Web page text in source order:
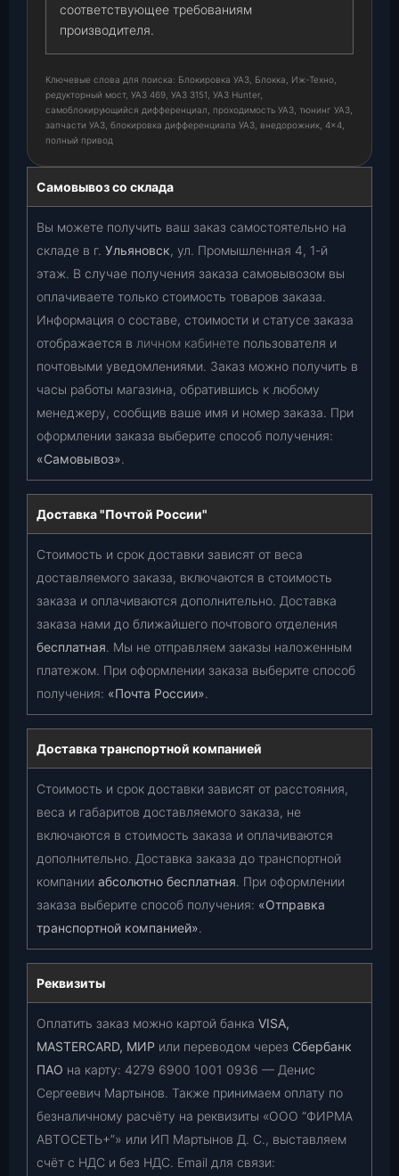
соответствующее требованиям
производителя.
Ключевые слова для поиска: Блокировка УАЗ, Блокка, Иж-Техно,
редукторный мост, УАЗ 469, УАЗ 3151, УАЗ Hunter,
самоблокирующийся дифференциал, проходимость УАЗ, тюнинг УАЗ,
запчасти УАЗ, блокировка дифференциала УАЗ, внедорожник, 4×4,
полный привод
Самовывоз со склада
Вы можете получить ваш заказ самостоятельно на
складе в г. Ульяновск, ул. Промышленная 4, 1-й
этаж. В случае получения заказа самовывозом вы
оплачиваете только стоимость товаров заказа.
Информация о составе, стоимости и статусе заказа
отображается в личном кабинете пользователя и
почтовыми уведомлениями. Заказ можно получить в
часы работы магазина, обратившись к любому
менеджеру, сообщив ваше имя и номер заказа. При
оформлении заказа выберите способ получения:
«Самовывоз».
Доставка "Почтой России"
Стоимость и срок доставки зависят от веса
доставляемого заказа, включаются в стоимость
заказа и оплачиваются дополнительно. Доставка
заказа нами до ближайшего почтового отделения
бесплатная. Мы не отправляем заказы наложенным
платежом. При оформлении заказа выберите способ
получения: «Почта России».
Доставка транспортной компанией
Стоимость и срок доставки зависят от расстояния,
веса и габаритов доставляемого заказа, не
включаются в стоимость заказа и оплачиваются
дополнительно. Доставка заказа до транспортной
компании абсолютно бесплатная. При оформлении
заказа выберите способ получения: «Отправка
транспортной компанией».
Реквизиты
Оплатить заказ можно картой банка VISA,
MASTERCARD, МИР или переводом через Сбербанк
ПАО на карту: 4279 6900 1001 0936 — Денис
Сергеевич Мартынов. Также принимаем оплату по
безналичному расчёту на реквизиты «ООО “ФИРМА
АВТОСЕТЬ+”» или ИП Мартынов Д. С., выставляем
счёт с НДС и без НДС. Email для связи: